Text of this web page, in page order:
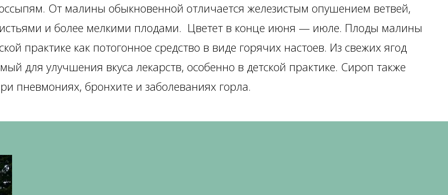
От малины обыкновенной отличается железистым опушением ветвей,
и более мелкими плодами. Цветет в конце июня — июле. Плоды малины
практике как потогонное средство в виде горячих настоев. Из свежих ягод
для улучшения вкуса лекарств, особенно в детской практике. Сироп также
пневмониях, бронхите и заболеваниях горла.